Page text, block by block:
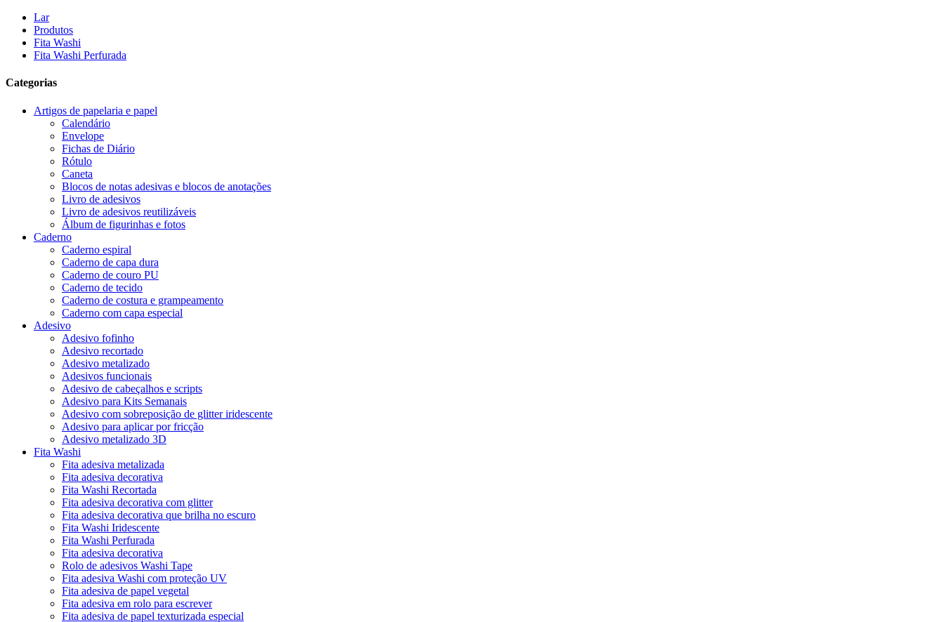
Lar
Produtos
Fita Washi
Fita Washi Perfurada
Categorias
Artigos de papelaria e papel
Calendário
Envelope
Fichas de Diário
Rótulo
Caneta
Blocos de notas adesivas e blocos de anotações
Livro de adesivos
Livro de adesivos reutilizáveis
Álbum de figurinhas e fotos
Caderno
Caderno espiral
Caderno de capa dura
Caderno de couro PU
Caderno de tecido
Caderno de costura e grampeamento
Caderno com capa especial
Adesivo
Adesivo fofinho
Adesivo recortado
Adesivo metalizado
Adesivos funcionais
Adesivo de cabeçalhos e scripts
Adesivo para Kits Semanais
Adesivo com sobreposição de glitter iridescente
Adesivo para aplicar por fricção
Adesivo metalizado 3D
Fita Washi
Fita adesiva metalizada
Fita adesiva decorativa
Fita Washi Recortada
Fita adesiva decorativa com glitter
Fita adesiva decorativa que brilha no escuro
Fita Washi Iridescente
Fita Washi Perfurada
Fita adesiva decorativa
Rolo de adesivos Washi Tape
Fita adesiva Washi com proteção UV
Fita adesiva de papel vegetal
Fita adesiva em rolo para escrever
Fita adesiva de papel texturizada especial